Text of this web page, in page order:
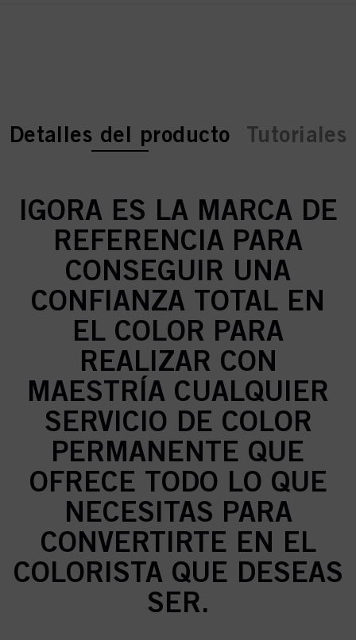
current tab:
current tab:
Detalles del producto Tutoriales
IGORA ES LA MARCA DE
REFERENCIA PARA
CONSEGUIR UNA
CONFIANZA TOTAL EN
EL COLOR PARA
REALIZAR CON
MAESTRÍA CUALQUIER
SERVICIO DE COLOR
PERMANENTE QUE
OFRECE TODO LO QUE
NECESITAS PARA
CONVERTIRTE EN EL
COLORISTA QUE DESEAS
SER.